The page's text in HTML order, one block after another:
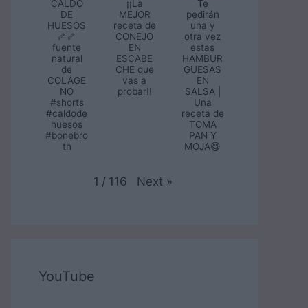
CALDO
DE
HUESOS
🦴🦴
fuente
natural
de
COLÁGE
NO
#shorts
#caldode
huesos
#bonebro
th
¡¡La
MEJOR
receta de
CONEJO
EN
ESCABE
CHE que
vas a
probar!!
Te
pedirán
una y
otra vez
estas
HAMBUR
GUESAS
EN
SALSA |
Una
receta de
TOMA
PAN Y
MOJA😋
1 / 116 Next »
YouTube